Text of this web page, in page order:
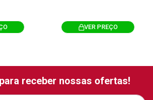
VER PREÇO
receber nossas ofertas!